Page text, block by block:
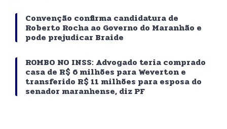
Convenção confirma candidatura de
Roberto Rocha ao Governo do Maranhão e
pode prejudicar Braide
ROMBO NO INSS: Advogado teria comprado
casa de R$ 6 milhões para Weverton e
transferido R$ 11 milhões para esposa do
senador maranhense, diz PF